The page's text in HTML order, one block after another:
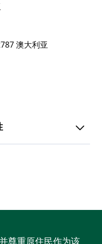
View Trekker）进
旅。
尊重原住民作为该